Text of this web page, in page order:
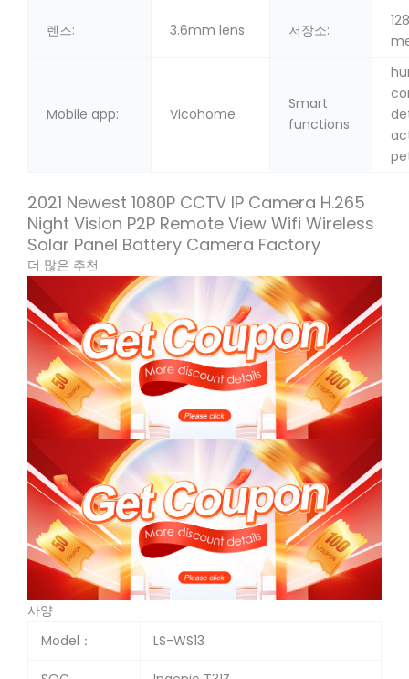
렌즈: 3.6mm lens 저장소:
Mobile app: Vicohome
Smart
functions:
2021 Newest 1080P CCTV IP Camera H.265
Night Vision P2P Remote View Wifi Wireless
Solar Panel Battery Camera Factory
더 많은 추천
사양
Model：
LS-WS13